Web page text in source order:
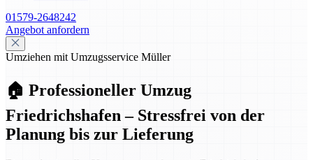
01579-2648242
Angebot anfordern
Umziehen mit Umzugsservice Müller
🏠 Professioneller Umzug
Friedrichshafen – Stressfrei von der
Planung bis zur Lieferung